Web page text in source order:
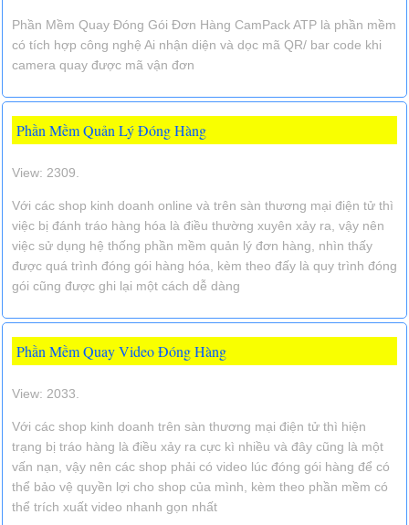
Phần Mềm Quay Đóng Gói Đơn Hàng CamPack ATP là phần mềm
có tích hợp công nghệ Ai nhận diện và dọc mã QR/ bar code khi
camera quay được mã vận đơn
Phần Mềm Quản Lý Đóng Hàng
View: 2309.
Với các shop kinh doanh online và trên sàn thương mại điện tử thì
việc bị đánh tráo hàng hóa là điều thường xuyên xảy ra, vậy nên
việc sử dụng hệ thống phần mềm quản lý đơn hàng, nhìn thấy
được quá trình đóng gói hàng hóa, kèm theo đấy là quy trình đóng
gói cũng được ghi lại một cách dễ dàng
Phần Mềm Quay Video Đóng Hàng
View: 2033.
Với các shop kinh doanh trên sàn thương mại điện tử thì hiện
trạng bị tráo hàng là điều xảy ra cực kì nhiều và đây cũng là một
vấn nạn, vậy nên các shop phải có video lúc đóng gói hàng để có
thể bảo vệ quyền lợi cho shop của mình, kèm theo phần mềm có
thể trích xuất video nhanh gọn nhất